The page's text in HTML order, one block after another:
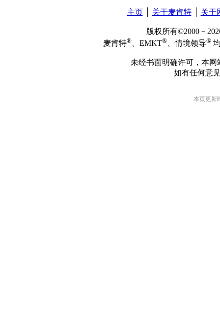
主页│ 关于麦肯特│ 关于
版权所有©2000－
麦肯特® 、EMKT® 、情境领导®
未经书面明确许可，本
如有任何意
本页更新